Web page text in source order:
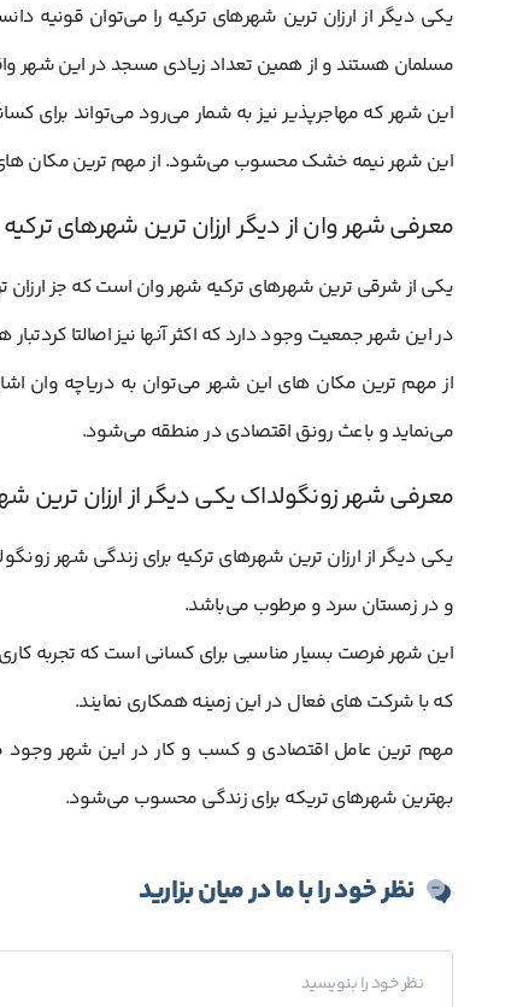
یکی دیگر از ارزان ترین شهرهای ترکیه را می‌توان قونیه
مسلمان هستند و از همین تعداد زیادی مسجد در این شهر
این شهر که مهاجرپذیر نیز به شمار می‌رود می‌تواند برای
این شهر نیمه خشک محسوب می‌شود. از مهم ترین مکان های
معرفی شهر وان از دیگر ارزان ترین شهرهای ترکیه
در این شهر جمعیت وجود دارد که اکثر آنها نیز اصالتا کردتبار
از مهم ترین مکان های این شهر می‌توان به دریاچه وان
می‌نماید و باعث رونق اقتصادی در منطقه می‌شود.
معرفی شهر زونگولداک یکی دیگر از ارزان ترین
یکی دیگر از ارزان ترین شهرهای ترکیه برای زندگی شهر
و در زمستان سرد و مرطوب می‌باشد.
این شهر فرصت بسیار مناسبی برای کسانی است که تجربه
که با شرکت های فعال در این زمینه همکاری نمایند.
مهم ترین عامل اقتصادی و کسب و کار در این شهر وجود
بهترین شهرهای تریکه برای زندگی محسوب می‌شود.
نظر خود را با ما در میان بزارید